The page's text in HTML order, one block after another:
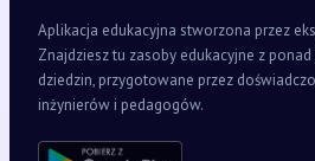
Aplikacja edukacyjna stworzona przez
Znajdziesz tu zasoby edukacyjne z
dziedzin, przygotowane przez
inżynierów i pedagogów.